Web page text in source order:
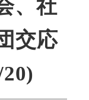
、社
交応